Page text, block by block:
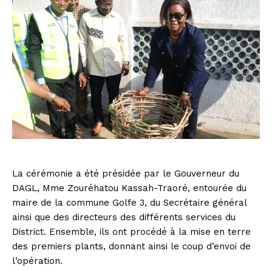
La cérémonie a été présidée par le Gouverneur du
DAGL, Mme Zouréhatou Kassah-Traoré, entourée du
maire de la commune Golfe 3, du Secrétaire général
ainsi que des directeurs des différents services du
District. Ensemble, ils ont procédé à la mise en terre
des premiers plants, donnant ainsi le coup d’envoi de
l’opération.